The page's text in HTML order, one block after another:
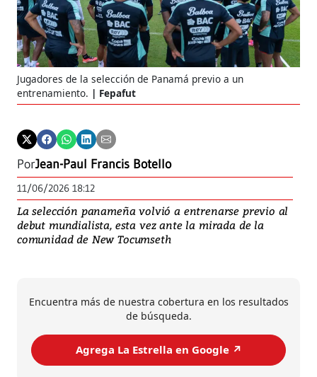
Jugadores de la selección de Panamá previo a un
entrenamiento.
Fepafut
PorJean-Paul Francis Botello
11/06/2026 18:12
La selección panameña volvió a entrenarse previo al
debut mundialista, esta vez ante la mirada de la
comunidad de New Tocumseth
Encuentra más de nuestra cobertura en los resultados
de búsqueda.
Agrega La Estrella en Google ↗️